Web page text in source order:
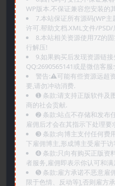
WP版本.不保证兼容您安装的
7.本站保证所有源码(WP
许可.帮助文档.XML文件/PSD/
8.本站相关资源使用7Z的
行解压!
9.如果购买后发现资源链
QQ:2690565141或是微信客
警告:⚠️可能有些资源远超
要,请勿冲动消费.
➊️ 条款:请支持正版软件及
商的社会贡献.
➋️ 条款:站点不存储和发布
雇佣后才会在其指示下处理要
➌️ 条款:向博主支付任何费
下雇佣博主,形成博主受雇于
➍️ 条款:只向有购买正版资
者服务,雇佣即表示你认可和
➎ 条款:雇方承诺不恶意雇
限于色情、反动等],否则雇方